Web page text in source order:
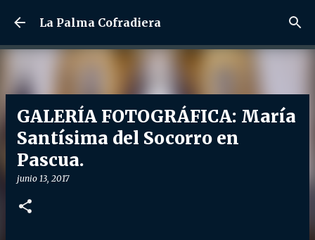
Ir al contenido principal
La Palma Cofradiera
GALERÍA FOTOGRÁFICA: María
Santísima del Socorro en
Pascua.
junio 13, 2017